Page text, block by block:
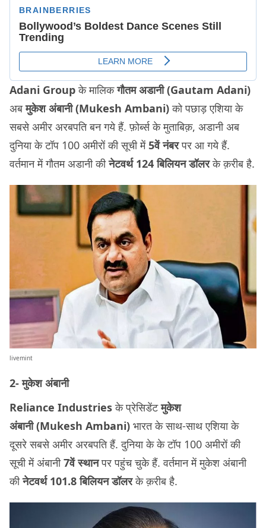
Adani Groupके मालिकगौतम अडानी (Gautam Adani)
अबमुकेश अंबानी (Mukesh Ambani)को पछाड़ एशिया के
सबसे अमीर अरबपति बन गये हैं. फ़ोर्ब्स के मुताबिक़, अडानी अब
दुनिया के टॉप 100 अमीरों की सूची में 5वें नंबरपर आ गये हैं.
वर्तमान में गौतम अडानी कीनेटवर्थ 124 बिलियन डॉलरके क़रीब है.
livemint
2- मुकेश अंबानी
Reliance Industriesके प्रेसिडेंटमुकेश
अंबानी (Mukesh Ambani) भारत के साथ-साथ एशिया के
दूसरे सबसे अमीर अरबपति हैं. दुनिया के के टॉप 100 अमीरों की
सूची में अंबानी7वें स्थानपर पहुंच चुके हैं. वर्तमान में मुकेश अंबानी
कीनेटवर्थ 101.8 बिलियन डॉलरके क़रीब है.